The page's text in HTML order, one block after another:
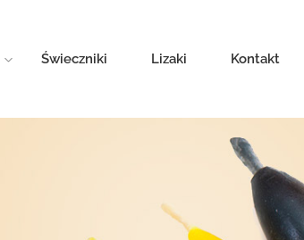
Świeczniki Lizaki Kontakt